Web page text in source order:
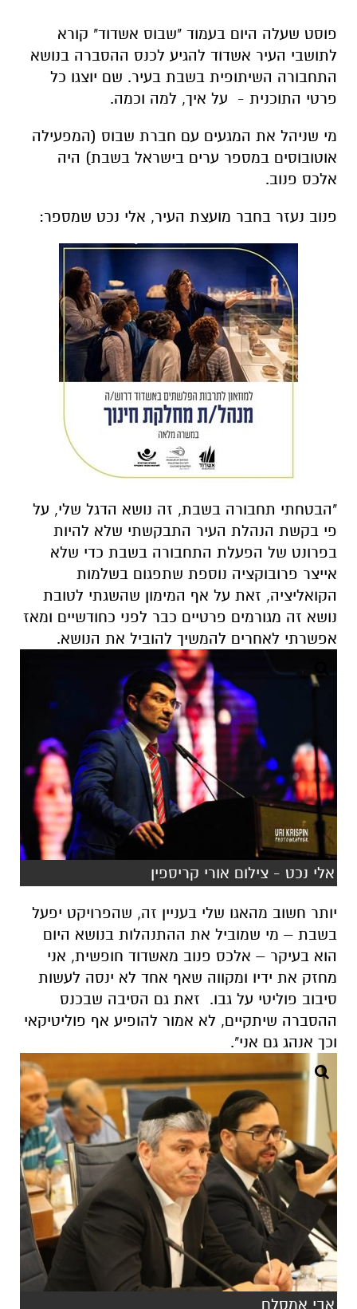
פוסט שעלה היום בעמוד "שבוס אשדוד" קורא
לתושבי העיר אשדוד להגיע לכנס ההסברה בנושא
התחבורה השיתופית בשבת בעיר. שם יוצגו כל
פרטי התוכנית - על איך, למה וכמה.
מי שניהל את המגעים עם חברת שבוס (המפעילה
אוטובוסים במספר ערים בישראל בשבת) היה
אלכס פנוב.
פנוב נעזר בחבר מועצת העיר, אלי נכט שמספר:
"הבטחתי תחבורה בשבת, זה נושא הדגל שלי, על
פי בקשת הנהלת העיר התבקשתי שלא להיות
בפרונט של הפעלת התחבורה בשבת כדי שלא
אייצר פרובוקציה נוספת שתפגום בשלמות
הקואליציה, זאת על אף המימון שהשגתי לטובת
נושא זה מגורמים פרטיים כבר לפני כחודשיים ומאז
אפשרתי לאחרים להמשיך להוביל את הנושא.
אלי נכט - צילום אורי קריספין
יותר חשוב מהאגו שלי בעניין זה, שהפרויקט יפעל
בשבת – מי שמוביל את ההתנהלות בנושא היום
הוא בעיקר – אלכס פנוב מאשדוד חופשית, אני
מחזק את ידיו ומקווה שאף אחד לא ינסה לעשות
סיבוב פוליטי על גבו. זאת גם הסיבה שבכנס
ההסברה שיתקיים, לא אמור להופיע אף פוליטיקאי
וכך אנהג גם אני".
אבי אמסלם